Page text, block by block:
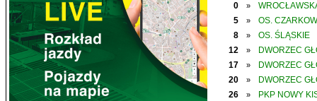
0 »
5
»
OS.
8
»
OS. ŚLĄSKIE
12
»
DWORZEC
17
»
DWORZEC
20
»
DWORZEC
26
»
PKP NOWY